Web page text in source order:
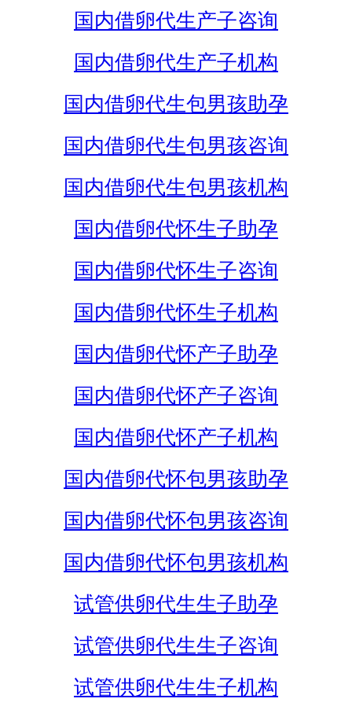
国内借卵代生产子咨询
国内借卵代生产子机构
国内借卵代生包男孩助孕
国内借卵代生包男孩咨询
国内借卵代生包男孩机构
国内借卵代怀生子助孕
国内借卵代怀生子咨询
国内借卵代怀生子机构
国内借卵代怀产子助孕
国内借卵代怀产子咨询
国内借卵代怀产子机构
国内借卵代怀包男孩助孕
国内借卵代怀包男孩咨询
国内借卵代怀包男孩机构
试管供卵代生生子助孕
试管供卵代生生子咨询
试管供卵代生生子机构